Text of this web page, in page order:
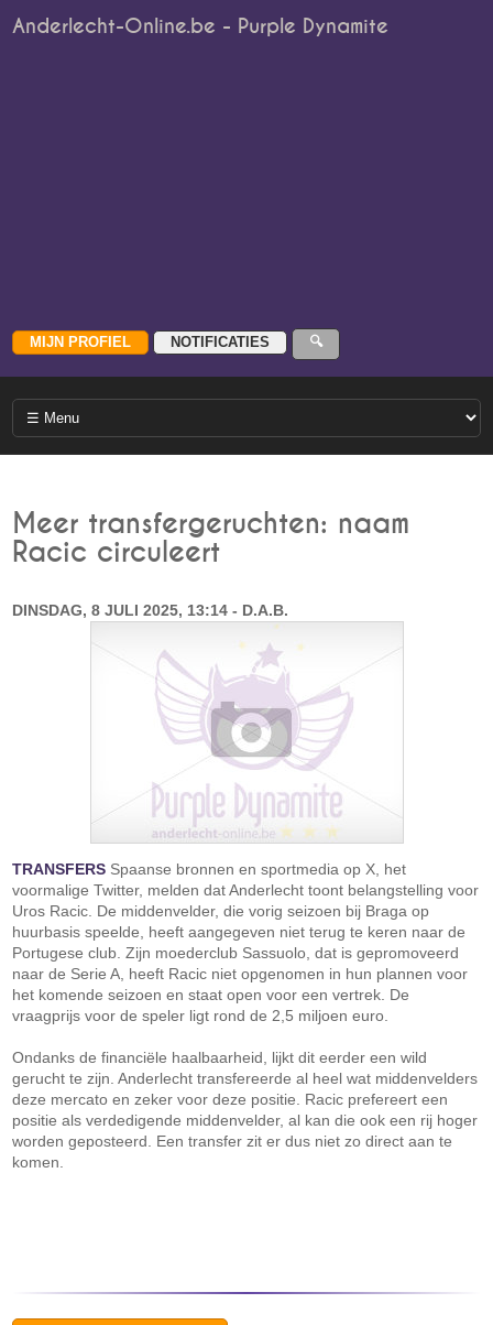
Anderlecht-Online.be - Purple Dynamite
Meer transfergeruchten: naam
Racic circuleert
DINSDAG, 8 JULI 2025, 13:14 - D.A.B.
TRANSFERS Spaanse bronnen en sportmedia op X, het
voormalige Twitter, melden dat Anderlecht toont belangstelling voor
Uros Racic. De middenvelder, die vorig seizoen bij Braga op
huurbasis speelde, heeft aangegeven niet terug te keren naar de
Portugese club. Zijn moederclub Sassuolo, dat is gepromoveerd
naar de Serie A, heeft Racic niet opgenomen in hun plannen voor
het komende seizoen en staat open voor een vertrek. De
vraagprijs voor de speler ligt rond de 2,5 miljoen euro.
Ondanks de financiële haalbaarheid, lijkt dit eerder een wild
gerucht te zijn. Anderlecht transfereerde al heel wat middenvelders
deze mercato en zeker voor deze positie. Racic prefereert een
positie als verdedigende middenvelder, al kan die ook een rij hoger
worden geposteerd. Een transfer zit er dus niet zo direct aan te
komen.